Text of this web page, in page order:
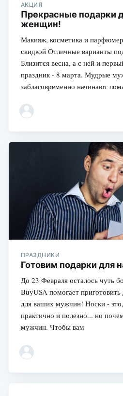
АКЦИЯ
Прекрасные подарки
женщин!
Макияж, косметика и
скидкой Отличные варианты
Близится весна, а с ней и
праздник - 8 марта. Мудрые
заблаговременно начинают
ПРАЗДНИКИ
Готовим подарки для
До 23 Февраля осталось чуть
BuyUSA помогает
для ваших мужчин! Носки -
практично и полезно... но
мужчин. Чтобы вам